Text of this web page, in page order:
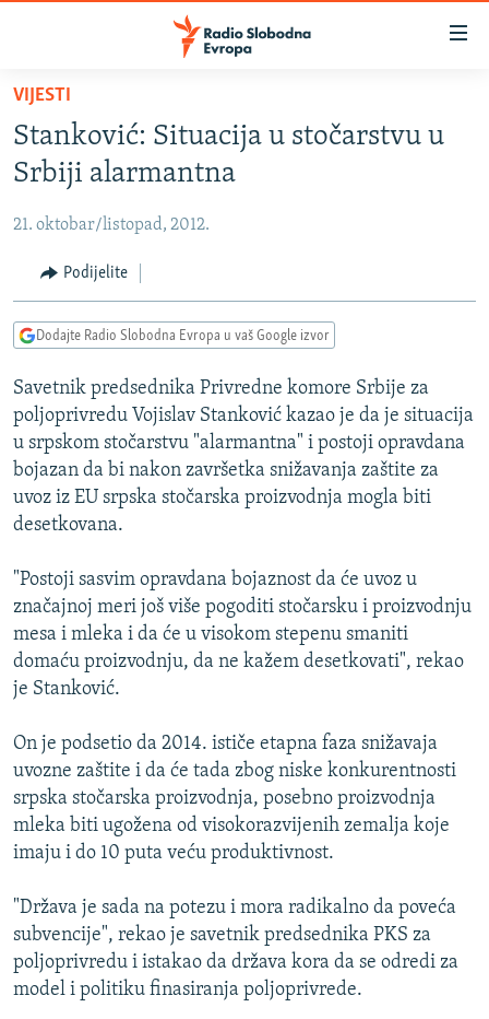
Pređite
glavni
sadržaj
na
navigaciju
Pređite
na
VIJESTI
BOSNA I HERCEGOVINA
SRBIJA
KOSOVO
CRNA GORA
VIDEO
FOTOGALERIJE
INFOGRAFIKE
PODCASTI
RAT U UKRAJINI
KINA NA BALKANU
RSE PRIČE IZ SVIJETA
ISPRIČAJ MI
SPECIJALI RSE
VIŠE OD NASLOVA
GENOCID U SREBRENICI
TV LIBERTY
POST SCRIPTUM
MOJA EVROPA
TRI DECENIJE OD RATA U BIH
SVE KARTE DEJTONA
NASTANAK I RASPAD JUGOSLAVIJE
PRATITE NAS
Sve RFE/RL stranice
VIJESTI
Stanković: Situacija u stočarstvu u
Srbiji alarmantna
21. oktobar/listopad, 2012.
Podijelite
Dodajte Radio Slobodna Evropa u vaš Google izvor
Savetnik predsednika Privredne komore Srbije za
poljoprivredu Vojislav Stanković kazao je da je situacija
u srpskom stočarstvu "alarmantna" i postoji opravdana
bojazan da bi nakon završetka snižavanja zaštite za
uvoz iz EU srpska stočarska proizvodnja mogla biti
desetkovana.
"Postoji sasvim opravdana bojaznost da će uvoz u
značajnoj meri još više pogoditi stočarsku i proizvodnju
mesa i mleka i da će u visokom stepenu smaniti
domaću proizvodnju, da ne kažem desetkovati", rekao
je Stanković.
On je podsetio da 2014. ističe etapna faza snižavaja
uvozne zaštite i da će tada zbog niske konkurentnosti
srpska stočarska proizvodnja, posebno proizvodnja
mleka biti ugožena od visokorazvijenih zemalja koje
imaju i do 10 puta veću produktivnost.
"Država je sada na potezu i mora radikalno da poveća
subvencije", rekao je savetnik predsednika PKS za
poljoprivredu i istakao da država kora da se odredi za
model i politiku finasiranja poljoprivrede.